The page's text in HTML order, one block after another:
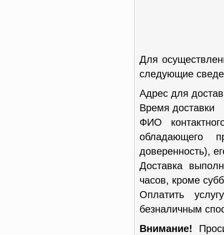
Для
следующие
Адрес для
Время доставки
ФИО
обладающего
доверенность),
Доставка
часов, кроме
Оплатить
безналичным
Внимание!